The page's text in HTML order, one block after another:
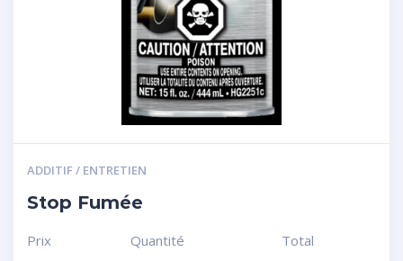
ADDITIF / ENTRETIEN
Stop Fumée
Prix
Quantité
Total